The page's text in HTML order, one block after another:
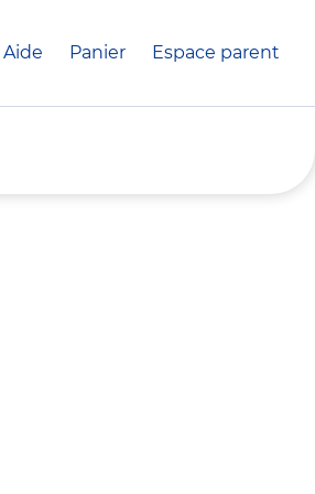
Aide Panier crèche(s)
Espace parent